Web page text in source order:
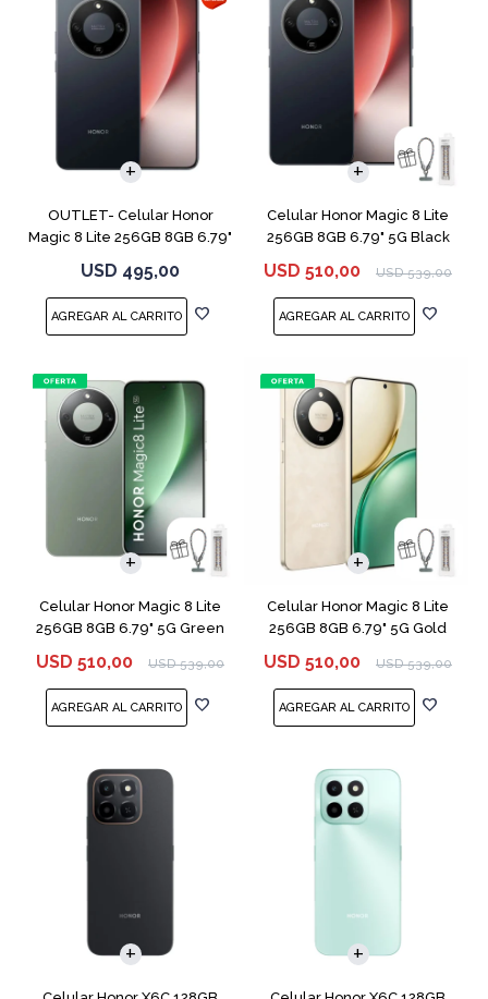
OUTLET- Celular Honor
Magic 8 Lite 256GB 8GB 6.79"
USD 495,00
Celular Honor Magic 8 Lite
256GB 8GB 6.79" 5G Black
USD 510,00 USD 539,00
COMPARAR
Celular Honor Magic 8 Lite
256GB 8GB 6.79" 5G Green
USD 510,00 USD 539,00
COMPARAR
Celular Honor Magic 8 Lite
256GB 8GB 6.79" 5G Gold
USD 510,00 USD 539,00
COMPARAR
COMPARAR COMPARAR